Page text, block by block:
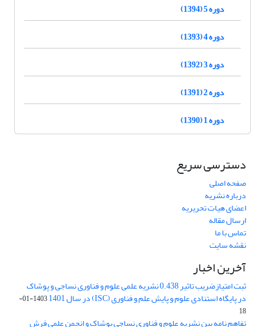
دوره 5 (1394)
دوره 4 (1393)
دوره 3 (1392)
دوره 2 (1391)
دوره 1 (1390)
دسترسی سریع
صفحه اصلی
درباره نشریه
اعضای هیات تحریریه
ارسال مقاله
تماس با ما
نقشه سایت
آخرین اخبار
ثبت امتیازضریب تاثیر 0.438 نشریه علمی علوم و فناوری نساجی و پوشاک
در پایگاه استنادی علوم و پایش علم و فناوری (ISC) در سال 1401
1403-01-
18
تفاهم نامه بین نشریه علوم و فناوری نساجی پوشاک و انجمن علمی فرش